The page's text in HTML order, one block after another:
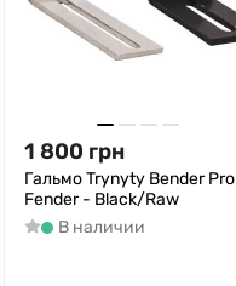
1 800 грн
Гальмо Trynyty Bender Pro
Fender - Black/Raw
В наличии